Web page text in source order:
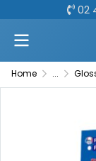
02
Home ...